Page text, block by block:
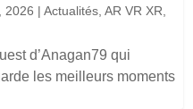
2026 |Actualités,AR VR XR,
d’Anagan79 qui
les meilleurs moments